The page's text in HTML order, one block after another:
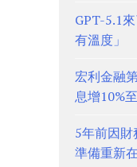
GPT-5.1
有溫度」
宏利金融
息增10%
5年前因
準備重新